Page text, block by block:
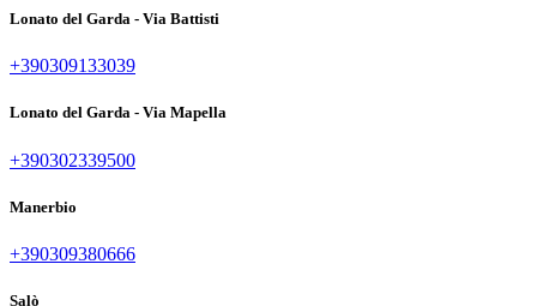
Lonato del Garda - Via Battisti
+390309133039
Lonato del Garda - Via Mapella
+390302339500
Manerbio
+390309380666
Salò